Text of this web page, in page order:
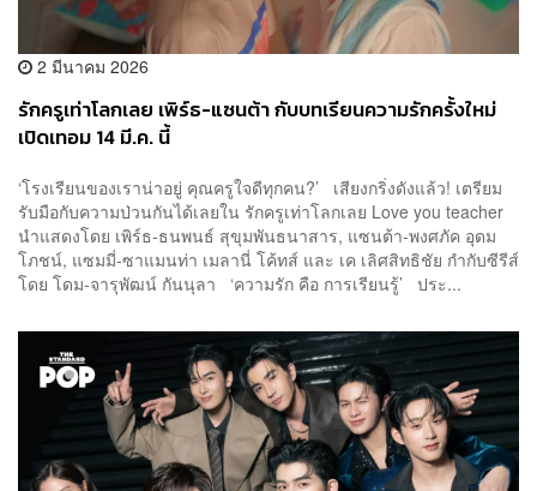
2 มีนาคม 2026
รักครูเท่าโลกเลย เพิร์ธ-แซนต้า กับบทเรียนความรักครั้งใหม่
เปิดเทอม 14 มี.ค. นี้
‘โรงเรียนของเราน่าอยู่ คุณครูใจดีทุกคน?’ เสียงกริ่งดังแล้ว! เตรียม
รับมือกับความป่วนกันได้เลยใน รักครูเท่าโลกเลย Love you teacher
นำแสดงโดย เพิร์ธ-ธนพนธ์ สุขุมพันธนาสาร, แซนต้า-พงศภัค อุดม
โภชน์, แซมมี่-ซาแมนท่า เมลานี่ โค้ทส์ และ เค เลิศสิทธิชัย กำกับซีรีส์
โดย โดม-จารุพัฒน์ กันนุลา ‘ความรัก คือ การเรียนรู้’ ประ...